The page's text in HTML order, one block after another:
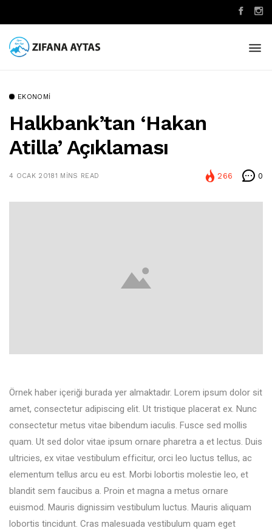
EKONOMI
Halkbank’tan ‘Hakan
Atilla’ Açıklaması
4 OCAK 20181 MINS READ 266 0
Örnek haber içeriği burada yer almaktadır. Lorem ipsum dolor sit
amet, consectetur adipiscing elit. Ut tristique placerat ex. Nunc
consectetur metus vitae bibendum iaculis. Fusce sed mollis
quam. Ut sed dolor vitae ipsum ornare pharetra a et lectus. Duis
ultricies, ex vitae vestibulum efficitur, orci leo luctus tellus, ac
elementum tellus arcu eu est. Morbi lobortis molestie leo, et
blandit sem faucibus a. Proin et magna a metus ornare
euismod. Mauris dignissim vestibulum luctus. Mauris aliquam
lobortis tincidunt. Cras malesuada vestibulum quam eget